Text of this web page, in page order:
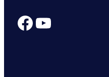
Facebook YouTube